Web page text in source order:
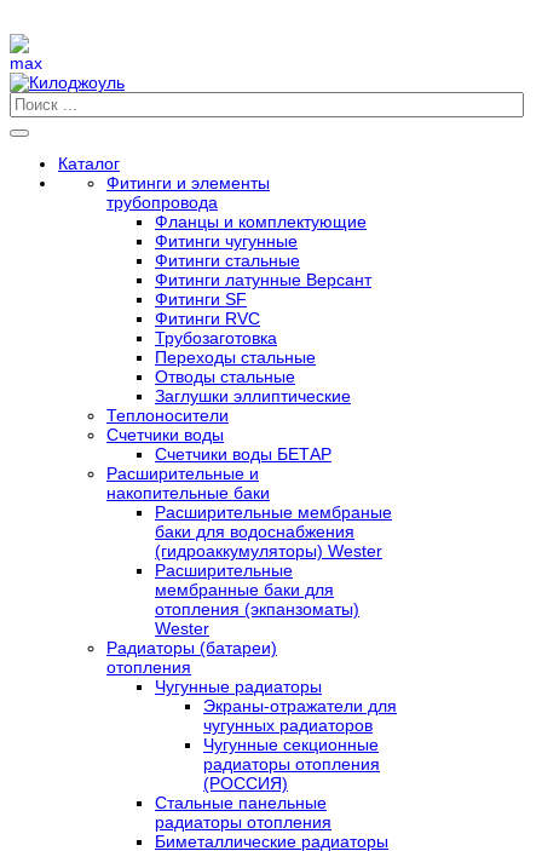
Каталог
Фитинги и элементы
трубопровода
Фланцы и комплектующие
Фитинги чугунные
Фитинги стальные
Фитинги латунные Версант
Фитинги SF
Фитинги RVC
Трубозаготовка
Переходы стальные
Отводы стальные
Заглушки эллиптические
Теплоносители
Счетчики воды
Счетчики воды БЕТАР
Расширительные и
накопительные баки
Расширительные мембраные
баки для водоснабжения
(гидроаккумуляторы) Wester
Расширительные
мембранные баки для
отопления (экпанзоматы)
Wester
Радиаторы (батареи)
отопления
Чугунные радиаторы
Экраны-отражатели для
чугунных радиаторов
Чугунные секционные
радиаторы отопления
(РОССИЯ)
Стальные панельные
радиаторы отопления
Биметаллические радиаторы